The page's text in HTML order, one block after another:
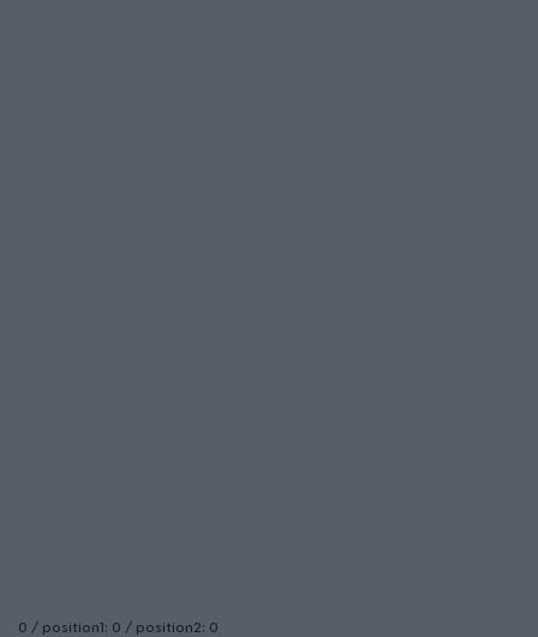
0 / position1: 0 / position2: 0